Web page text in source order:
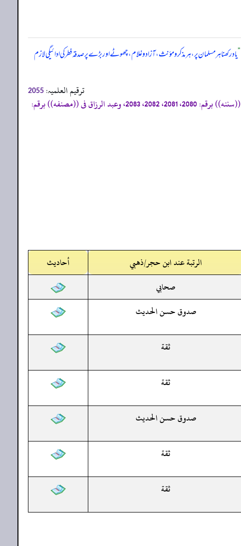
”یاد رکھنا ہر مسلمان پر، ہر مذکر و مؤنث، آزاد و غلام، چھوٹے اور بڑے پر صدقہ فطر کی ادائیگی لازم
ترقیم العلمیہ: 2055
«إسناده ضعيف، وأخرجه الترمذي فى ((جامعه)) برقم: 674، 674 م، والبيهقي فى((سننه الكبير)) برقم: 7820، 7822، والدارقطني فى ((سننه)) برقم: 2080، 2081، 2082، 2083، وعبد الرزاق فى ((مصنفه)) برقم:
الرتبة عند ابن حجر/ذهبي
أحاديث
صحابي
صدوق حسن الحديث
ثقة
ثقة
صدوق حسن الحديث
ثقة
ثقة